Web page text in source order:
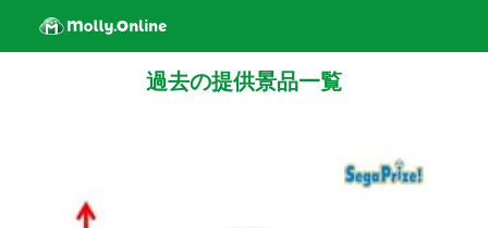
過去の提供景品一覧